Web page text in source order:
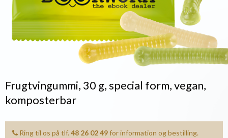
Frugtvingummi, 30 g, special form, vegan,
komposterbar
Ring til os på tlf. 48 26 02 49for information og bestilling.